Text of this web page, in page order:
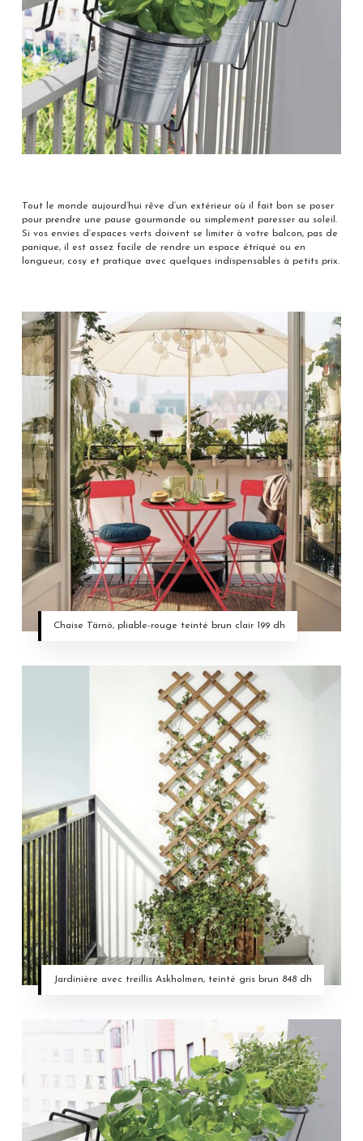
Tout le monde aujourd’hui rêve d’un extérieur où il fait bon se poser
pour prendre une pause gourmande ou simplement paresser au soleil.
Si vos envies d’espaces verts doivent se limiter à votre balcon, pas de
panique, il est assez facile de rendre un espace étriqué ou en
longueur, cosy et pratique avec quelques indispensables à petits prix.
Chaise Tärnö, pliable-rouge teinté brun clair 199 dh
Jardinière avec treillis Askholmen, teinté gris brun 848 dh